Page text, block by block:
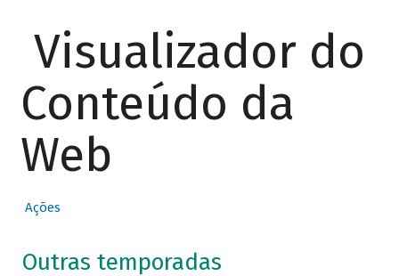
Visualizador do
Conteúdo da
Web
Ações
Outras temporadas